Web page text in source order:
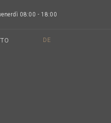
08:00 - 18:00
DE